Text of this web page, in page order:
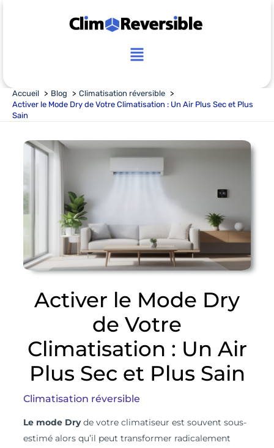
Main
Accueil Blog
Climatisation réversible
Activer le Mode Dry de Votre Climatisation : Un Air Plus Sec et Plus
Sain
Activer le Mode Dry
de Votre
Climatisation : Un Air
Plus Sec et Plus Sain
Climatisation réversible
Le mode Dryde votre climatiseur est souvent sous-
estimé alors qu’il peut transformer radicalement